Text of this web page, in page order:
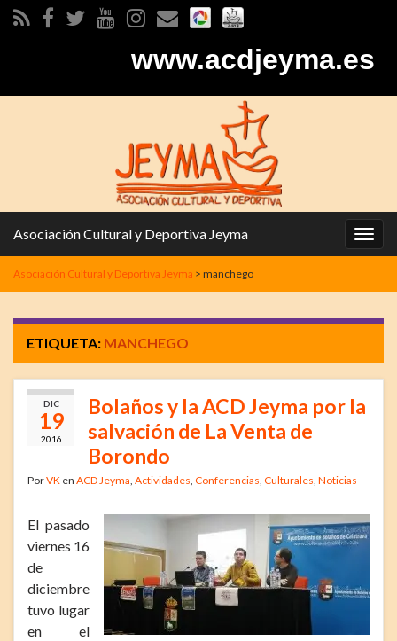
www.acdjeyma.es
la
Asociación Cultural y Deportiva Jeyma
Asociación Cultural y Deportiva Jeyma > manchego
ETIQUETA: MANCHEGO
DIC
19
2016
Bolaños y la ACD Jeyma por la
salvación de La Venta de
Borondo
PorVK en ACD Jeyma Actividades Conferencias Culturales Noticias
El pasado
viernes 16
de
diciembre
tuvo lugar
en el